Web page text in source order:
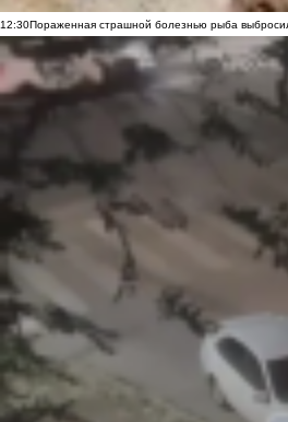
12:30Пораженная страшной болезнью рыба